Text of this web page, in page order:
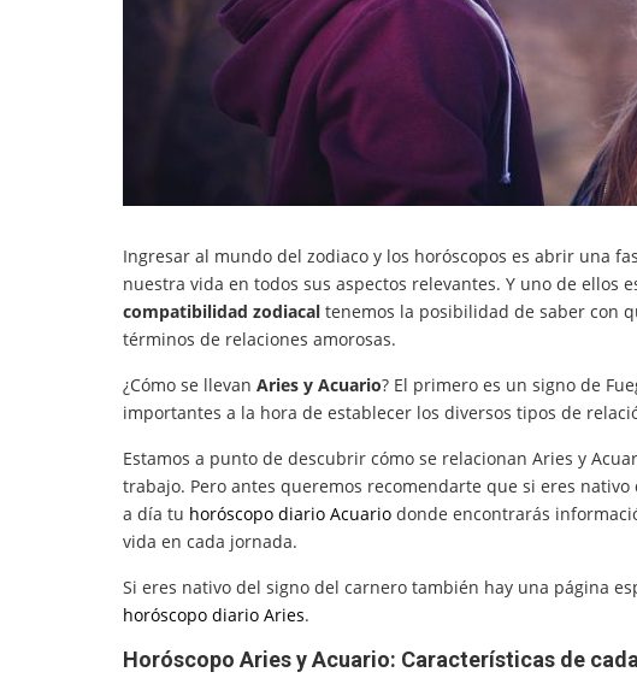
Ingresar al mundo del zodiaco y los horóscopos es abrir una
nuestra vida en todos sus aspectos relevantes. Y uno de ellos
compatibilidad zodiacal tenemos la posibilidad de saber con
términos de relaciones amorosas.
¿Cómo se llevan Aries y Acuario? El primero es un signo de
importantes a la hora de establecer los diversos tipos de
Estamos a punto de descubrir cómo se relacionan Aries y
trabajo. Pero antes queremos recomendarte que si eres
a día tu horóscopo diario Acuario donde encontrarás
vida en cada jornada.
Si eres nativo del signo del carnero también hay una página
horóscopo diario Aries.
Horóscopo Aries y Acuario: Características de